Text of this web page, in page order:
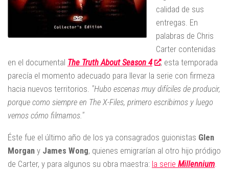
calidad de sus
entregas. En
palabras de Chris
Carter contenidas
en el documental The Truth About Season 4
, esta temporada
parecía el momento adecuado para llevar la serie con firmeza
hacia nuevos territorios. "Hubo escenas muy difíciles de producir,
porque como siempre en The X-Files, primero escribimos y luego
vemos cómo filmamos."
Éste fue el último año de los ya consagrados guionistas Glen
Morgan y James Wong, quienes emigrarían al otro hijo pródigo
de Carter, y para algunos su obra maestra: la serie Millennium